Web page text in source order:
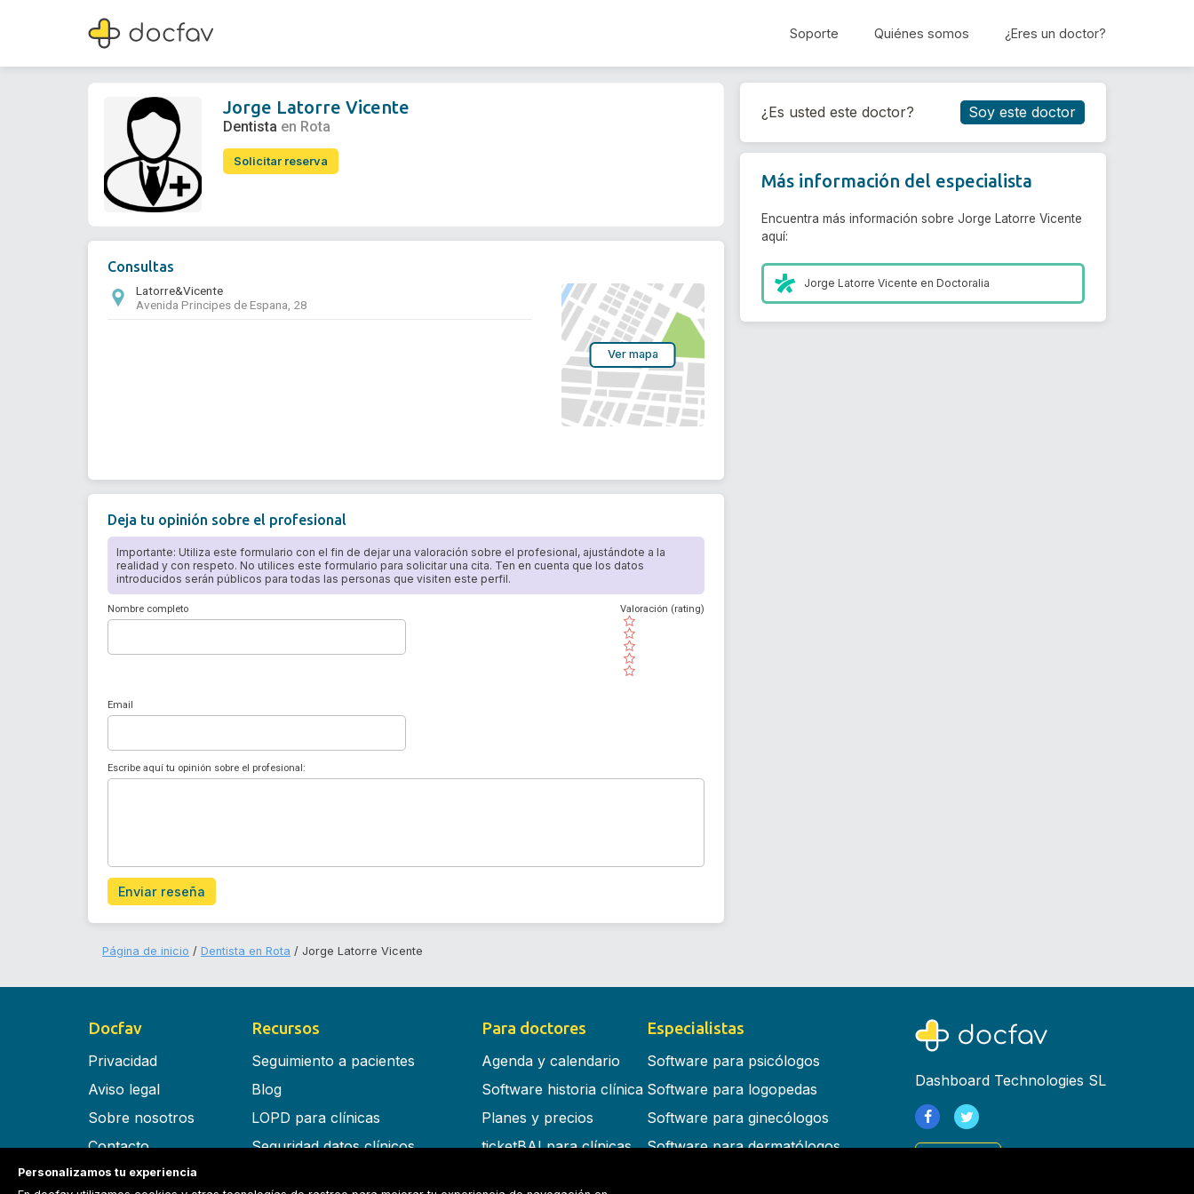
Soporte Quiénes somos ¿Eres un doctor?
Jorge Latorre Vicente
Dentista
Reservar cita
Jorge Latorre Vicente
Dentista en Rota
Solicitar reserva
Consultas
Latorre&Vicente
Avenida Principes de Espana, 28
Ver mapa
Deja tu opinión sobre el profesional
Importante: Utiliza este formulario con el fin de dejar una valoración sobre el profesional, ajustándote a la
realidad y con respeto. No utilices este formulario para solicitar una cita. Ten en cuenta que los datos
introducidos serán públicos para todas las personas que visiten este perfil.
Nombre completo
( )
( )
( )
( )
( )
Valoración (rating)
Email
Escribe aquí tu opinión sobre el profesional:
Enviar reseña
¿Es usted este doctor? Soy este doctor
Más información del especialista
Encuentra más información sobre Jorge Latorre Vicente
aquí:
Jorge Latorre Vicente enDoctoralia
Página de inicio Dentista en Rota Jorge Latorre Vicente
Docfav
Privacidad
Aviso legal
Sobre nosotros
Contacto
Términos y condiciones
Recursos
Seguimiento a pacientes
Blog
LOPD para clínicas
Seguridad datos clínicos
Para doctores
Agenda y calendario
Software historia clínica
Planes y precios
ticketBAI para clínicas
Especialistas
Software para psicólogos
Software para logopedas
Software para ginecólogos
Software para dermatólogos
Dashboard Technologies SL
Personalizamos tu experiencia